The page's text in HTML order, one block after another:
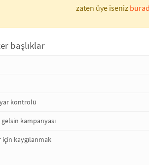
zaten üye iseniz
başlıklar
kontrolü
kampanyası
kaygılanmak